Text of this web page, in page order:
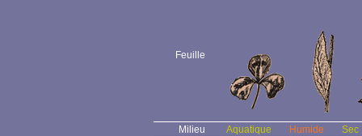
Feuille
Milieu Aquatique Humide
Sec